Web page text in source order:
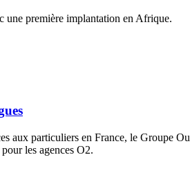
une première implantation en Afrique.
aux particuliers en France, le Groupe
les agences O2.